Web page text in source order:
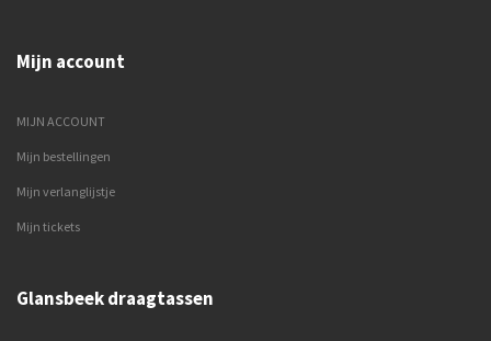
Mijn account
MIJN ACCOUNT
Mijn bestellingen
Mijn verlanglijstje
Mijn tickets
Glansbeek draagtassen